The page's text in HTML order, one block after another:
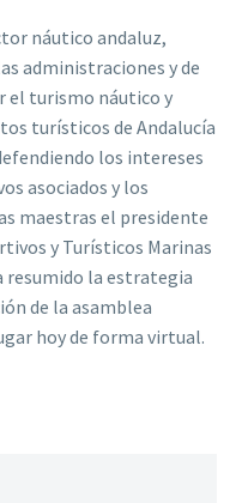
náutico andaluz,
administraciones y de
el turismo náutico y
turísticos de Andalucía
los intereses
asociados y los
maestras el presidente
y Turísticos Marinas
resumido la estrategia
de la asamblea
hoy de forma virtual.